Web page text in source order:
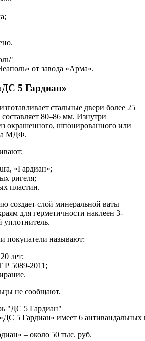
от завода «Арма».
5 Гардиан»
стальные двери более 25
80–86 мм. Изнутри
окрашенного, шпонированного или
МДФ.
«Гардиан»;
ригеля;
пластин.
создает слой минеральной ваты
для герметичности наклеен 3-
покупатели называют:
лет;
5089-2011;
не сообщают.
5 Гардиан» имеет 6 антивандальных
– около 50 тыс. руб.